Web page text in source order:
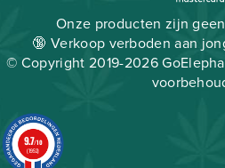
Onze producten zijn
🔞 Verkoop verboden aan
© Copyright 2019-2026
9.7/10
(1952)